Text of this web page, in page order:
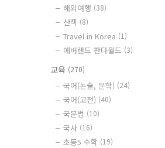
해외여행 (38)
산책 (8)
Travel in Korea (1)
에버랜드 판다월드 (3)
교육 (270)
국어(논술, 문학) (24)
국어(고전) (40)
국문법 (10)
국사 (16)
초등5 수학 (19)